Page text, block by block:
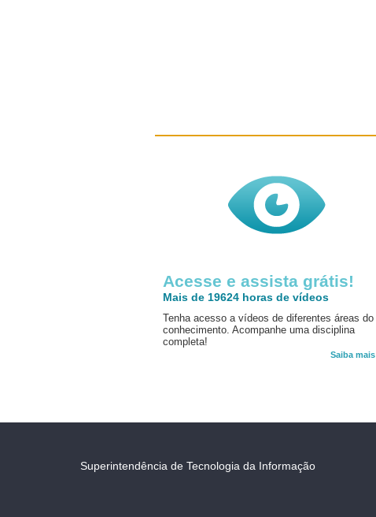
Acesse e assista grátis!
Mais de 19624 horas de vídeos
Tenha acesso a vídeos de diferentes áreas do
conhecimento. Acompanhe uma disciplina
completa!
Saiba mais
Superintendência de Tecnologia da Informação